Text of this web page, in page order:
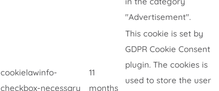
"Advertisement".
cookielawinfo-
checkbox-necessary
11
months
This cookie is set by
GDPR Cookie Consent
plugin. The cookies is
used to store the user